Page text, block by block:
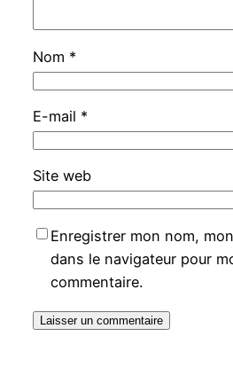
Nom *
E-mail *
Site web
Enregistrer mon nom,
dans le navigateur pour
commentaire.